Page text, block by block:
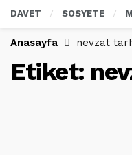
DAVET SOSYETE
Anasayfa nevzat
Etiket: